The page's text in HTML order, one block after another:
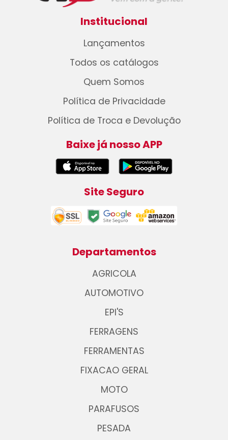
Institucional
Lançamentos
Todos os catálogos
Quem Somos
Política de Privacidade
Política de Troca e Devolução
Baixe já nosso APP
Site Seguro
Departamentos
AGRICOLA
AUTOMOTIVO
EPI'S
FERRAGENS
FERRAMENTAS
FIXACAO GERAL
MOTO
PARAFUSOS
PESADA